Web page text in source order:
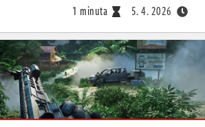
1 minuta 5. 4. 2026